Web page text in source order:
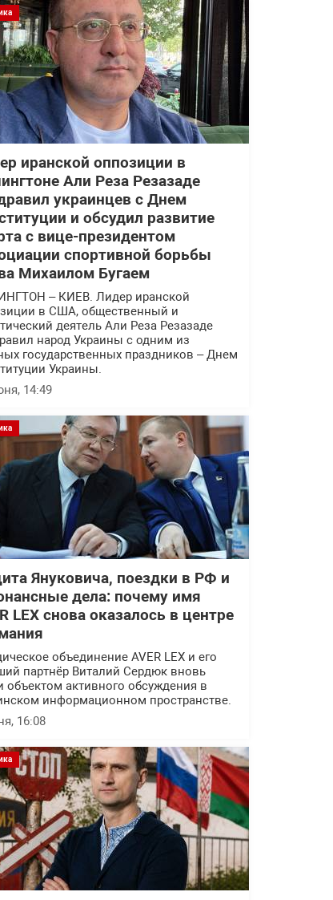
иранской оппозиции в
Али Реза Резазаде
украинцев с Днем
и обсудил развитие
с вице-президентом
спортивной борьбы
Михаилом Бугаем
– КИЕВ. Лидер иранской
в США, общественный и
деятель Али Реза Резазаде
народ Украины с одним из
государственных праздников – Днем
Украины.
14:49
Януковича, поездки в РФ и
дела: почему имя
LEX снова оказалось в центре
объединение AVER LEX и его
партнёр Виталий Сердюк вновь
объектом активного обсуждения в
информационном пространстве.
16:08